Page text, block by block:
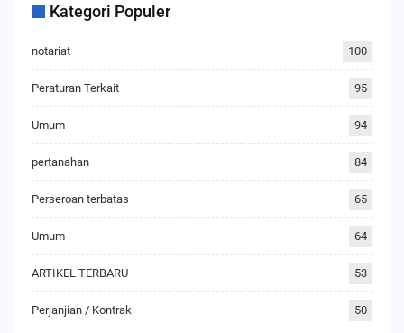
Kategori Populer
notariat 100
Peraturan Terkait 95
Umum 94
pertanahan 84
Perseroan terbatas 65
Umum 64
ARTIKEL TERBARU 53
Perjanjian / Kontrak 50